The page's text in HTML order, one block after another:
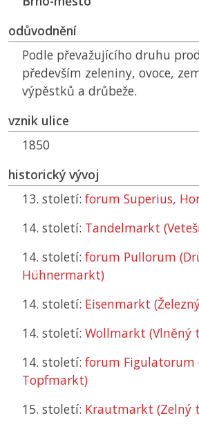
odůvodnění
Podle převažujícího druhu
především zeleniny, ovoce,
výpěstků a drůbeže.
vznik ulice
1850
historický vývoj
13. století: forum Superius,
14. století: Tandelmarkt
14. století: forum Pullorum
Hühnermarkt)
14. století: Eisenmarkt
14. století: Wollmarkt (Vlněný
14. století: forum Figulatorum
Topfmarkt)
15. století: Krautmarkt (Zelný